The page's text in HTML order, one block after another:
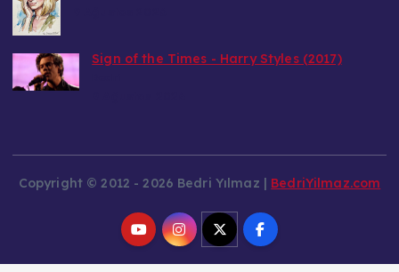
Sign of the Times - Harry Styles (2017)
Copyright © 2012 - 2026 Bedri Yılmaz | BedriYilmaz.com